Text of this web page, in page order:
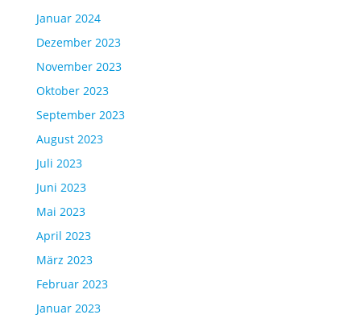
Januar 2024
Dezember 2023
November 2023
Oktober 2023
September 2023
August 2023
Juli 2023
Juni 2023
Mai 2023
April 2023
März 2023
Februar 2023
Januar 2023